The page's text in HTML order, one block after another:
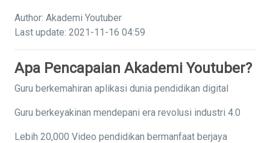
Author: Akademi Youtuber
Last update: 2021-11-16 04:59
Apa Pencapaian Akademi Youtuber?
Guru berkemahiran aplikasi dunia pendidikan digital
Guru berkeyakinan mendepani era revolusi industri 4.0
Lebih 20,000 Video pendidikan bermanfaat berjaya